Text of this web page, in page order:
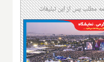
مطلب پس از این تبلیغات